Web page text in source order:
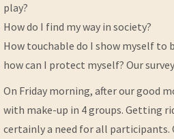
play?
How do I find my way in society?
How touchable do I show myself to
how can I protect myself? Our
On Friday morning, after our good
with make-up in 4 groups. Getting
certainly a need for all participants.